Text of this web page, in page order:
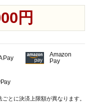
円
Pay
Amazon
Pay
ごとに決済上限額が異なります。